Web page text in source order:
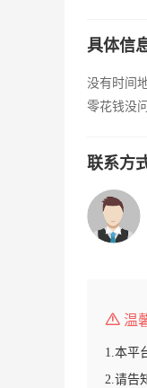
具体信
没有时间
零花钱没
联系方
温
1.本平
2.请告